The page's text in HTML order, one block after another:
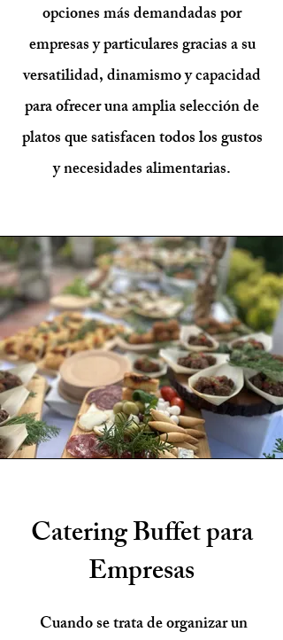
opciones más demandadas por
empresas y particulares gracias a su
versatilidad, dinamismo y capacidad
para ofrecer una amplia selección de
platos que satisfacen todos los gustos
y necesidades alimentarias.
Catering Buffet para
Empresas
Cuando se trata de organizar un